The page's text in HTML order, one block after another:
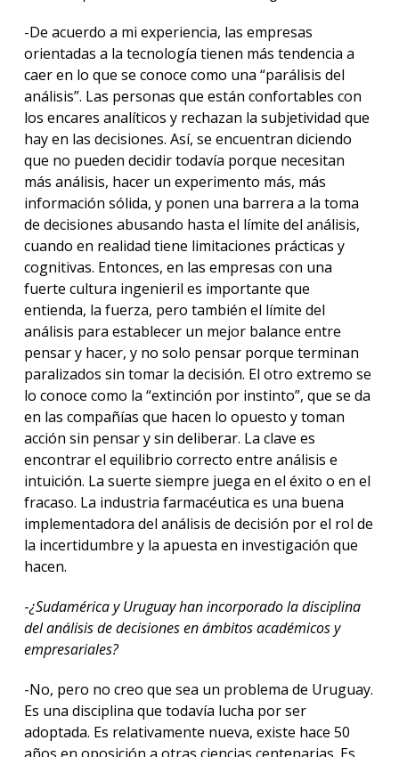
-De acuerdo a mi experiencia, las empresas
orientadas a la tecnología tienen más tendencia a
caer en lo que se conoce como una “parálisis del
análisis”. Las personas que están confortables con
los encares analíticos y rechazan la subjetividad que
hay en las decisiones. Así, se encuentran diciendo
que no pueden decidir todavía porque necesitan
más análisis, hacer un experimento más, más
información sólida, y ponen una barrera a la toma
de decisiones abusando hasta el límite del análisis,
cuando en realidad tiene limitaciones prácticas y
cognitivas. Entonces, en las empresas con una
fuerte cultura ingenieril es importante que
entienda, la fuerza, pero también el límite del
análisis para establecer un mejor balance entre
pensar y hacer, y no solo pensar porque terminan
paralizados sin tomar la decisión. El otro extremo se
lo conoce como la “extinción por instinto”, que se da
en las compañías que hacen lo opuesto y toman
acción sin pensar y sin deliberar. La clave es
encontrar el equilibrio correcto entre análisis e
intuición. La suerte siempre juega en el éxito o en el
fracaso. La industria farmacéutica es una buena
implementadora del análisis de decisión por el rol de
la incertidumbre y la apuesta en investigación que
hacen.
-¿Sudamérica y Uruguay han incorporado la disciplina
del análisis de decisiones en ámbitos académicos y
empresariales?
-No, pero no creo que sea un problema de Uruguay.
Es una disciplina que todavía lucha por ser
adoptada. Es relativamente nueva, existe hace 50